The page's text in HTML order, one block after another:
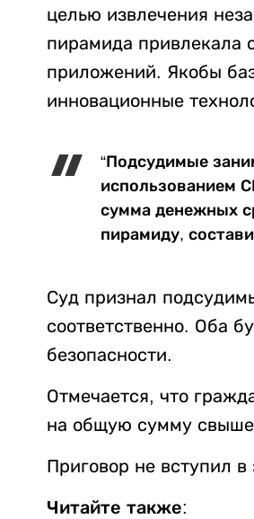
целью извлечения
пирамида привлекала
приложений. Якобы
инновационные
“Подсудимые
использованием
сумма денежных
пирамиду,
Суд признал
соответственно. Оба
безопасности.
Отмечается, что
на общую сумму свыше
Приговор не вступил
Читайте также: